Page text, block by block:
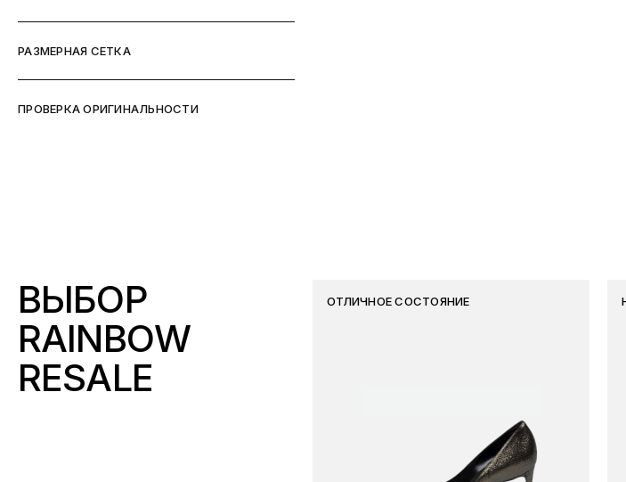
РАЗМЕРНАЯ СЕТКА
ПРОВЕРКА ОРИГИНАЛЬНОСТИ
ВЫБОР
RAINBOW
RESALE
ОТЛИЧНОЕ СОСТОЯНИЕ